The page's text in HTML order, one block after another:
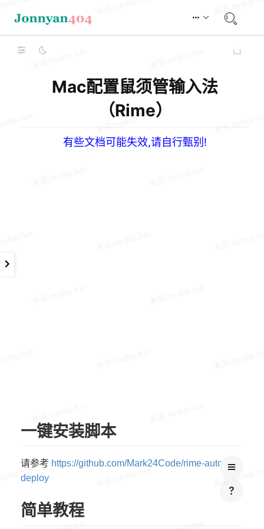
Mac配置鼠须管输入法
（Rime）
有些文档可能失效,请自行甄别!
一键安装脚本
请参考 https://github.com/Mark24Code/rime-auto-
deploy
简单教程